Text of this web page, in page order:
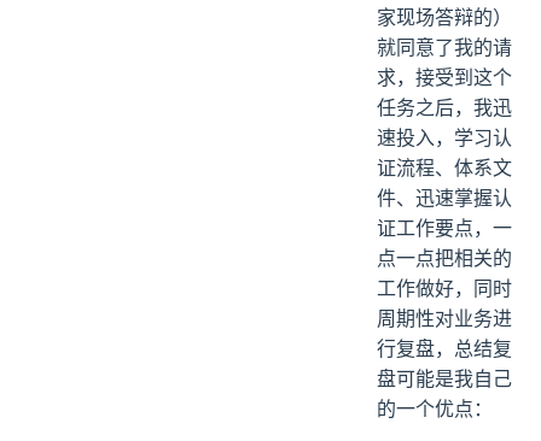
家现场答辩的）
就同意了我的请
求，接受到这个
任务之后，我迅
速投入，学习认
证流程、体系文
件、迅速掌握认
证工作要点，一
点一点把相关的
工作做好，同时
周期性对业务进
行复盘，总结复
盘可能是我自己
的一个优点：